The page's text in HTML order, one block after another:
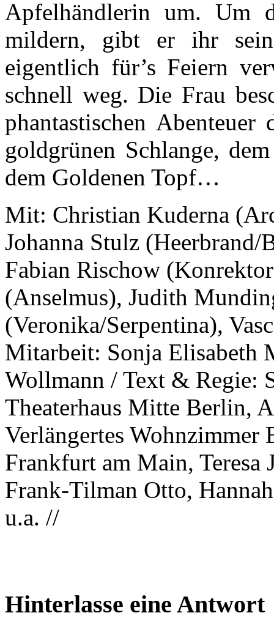
Apfelhändlerin um. Um
mildern, gibt er ihr
eigentlich für’s Feiern
schnell weg. Die Frau
phantastischen
goldgrünen Schlange,
dem Goldenen Topf…
Mit: Christian Kuderna
Johanna Stulz
Fabian Rischow
(Anselmus), Judith
(Veronika/Serpentina),
Mitarbeit: Sonja Elisabeth
Wollmann / Text & Regie:
Theaterhaus Mitte Berlin,
Verlängertes
Frankfurt am Main, Teresa
Frank-Tilman Otto,
u.a. //
Hinterlasse eine Antwort